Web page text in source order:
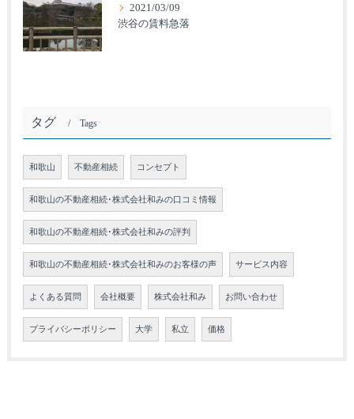
2021/03/09
渋谷の賃料急落
タグ Tags
和歌山 不動産相続 コンセプト
和歌山の不動産相続･株式会社和みの口コミ情報
和歌山の不動産相続･株式会社和みの評判
和歌山の不動産相続･株式会社和みのお客様の声 サービス内容
よくある質問 会社概要 株式会社和み お問い合わせ
プライバシーポリシー 大学 私立 価格